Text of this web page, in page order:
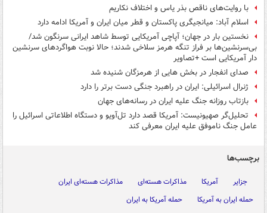
با روایت‌های ناقص بذر یاس و اختلاف نکاریم
اسلام آباد: میانجیگری پاکستان و قطر میان ایران و آمریکا ادامه دارد
نخستین بار در جهان؛ آپاچی آمریکایی توسط شاهد ایرانی سرنگون شد/
بی‌سرنشین‌ها بر فراز تنگه هرمز سلاخی شدند؛ حالا نوبت هواگردهای سرنشین
دار آمریکایی است +تصاویر
صدای انفجار در بخش هایی از هرمزگان شنیده شد
ژنرال اسرائیلی: ایران در راهبرد جنگی دست برتر را دارد
بازتاب روزانه جنگ علیه ایران در رسانه‌های جهان
تحلیل‌گر صهیونیست‌: آمریکا قصد دارد تل‌آویو و دستگاه اطلاعاتی اسرائیل را
عامل جنگ ناموفق علیه ایران معرفی کند
برچسب‌ها
جزایر آمریکا مذاکرات هسته‌ای
مذاکرات هسته‌ای ایران
حمله ایران به آمریکا
حمله آمریکا به ایران